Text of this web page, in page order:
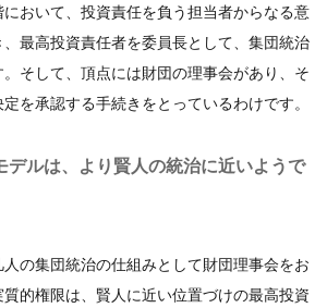
おいて、投資責任を負う担当者からなる意
最高投資責任者を委員長として、集団統治
そして、頂点には財団の理事会があり、そ
を承認する手続きをとっているわけです。
デルは、より賢人の統治に近いようで
の集団統治の仕組みとして財団理事会をお
的権限は、賢人に近い位置づけの最高投資